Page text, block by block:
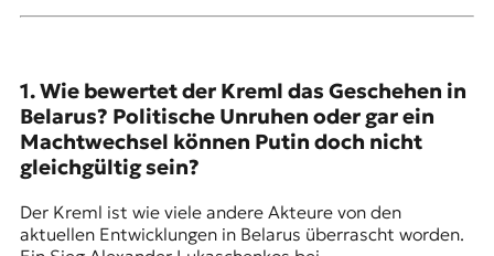
d
e
n
k
o
m
1. Wie bewertet der Kreml das Geschehen in
Belarus? Politische Unruhen oder gar ein
Machtwechsel können Putin doch nicht
gleichgültig sein?
Der Kreml ist wie viele andere Akteure von den
aktuellen Entwicklungen in Belarus überrascht worden.